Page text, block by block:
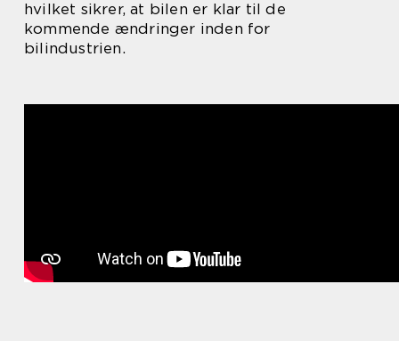
hvilket sikrer, at bilen er klar til de
kommende ændringer inden for
bilindustrien.